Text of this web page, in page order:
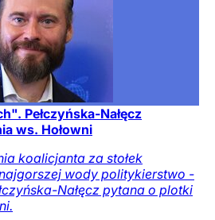
Pełczyńska-Nałęcz
ws. Hołowni
koalicjanta za stołek
wody politykierstwo -
Nałęcz pytana o plotki